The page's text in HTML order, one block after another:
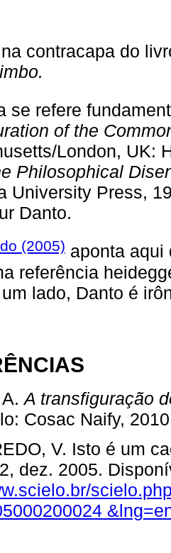
contracapa do
se refere
of the
London, UK:
Philosophical
University Press,
Danto.
(2005) aponta aqui
referência
lado, Danto é
A.A transfiguração
Cosac Naify,
V. Isto é um
dez. 2005.